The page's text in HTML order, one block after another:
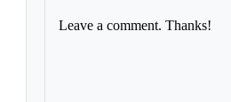
Leave a comment. Thanks!